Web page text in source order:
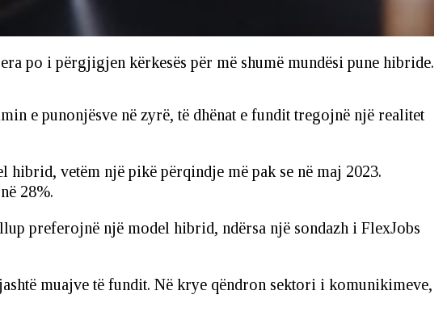
po i përgjigjen kërkesës për më shumë mundësi pune hibride.
e punonjësve në zyrë, të dhënat e fundit tregojnë një realitet
hibrid, vetëm një pikë përqindje më pak se në maj 2023.
28%.
preferojnë një model hibrid, ndërsa një sondazh i FlexJobs
muajve të fundit. Në krye qëndron sektori i komunikimeve,